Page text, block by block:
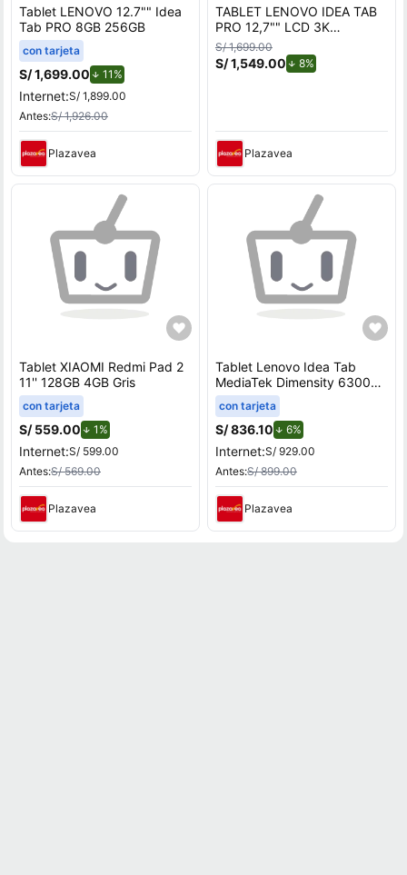
Tablet LENOVO 12.7"" Idea
Tab PRO 8GB 256GB
con tarjeta
S/ 1,699.00 11%
Internet:S/ 1,899.00
Antes:S/ 1,926.00
Plazavea
TABLET LENOVO IDEA TAB
PRO 12,7"" LCD 3K
MEDIATEK DIMENSITY 8300
8GB RAM 128GB INCLUYE
LÁPIZ Y FUNDA
S/ 1,699.00
S/ 1,549.00 8%de descuento.
Plazavea
Tablet XIAOMI Redmi Pad 2
11'' 128GB 4GB Gris
con tarjeta
S/ 559.00 1%
Internet:S/ 599.00
Antes:S/ 569.00
Plazavea
Tablet Lenovo Idea Tab
MediaTek Dimensity 6300
8GB RAM 128GB 11"" 2.5K
90Hz
con tarjeta
S/ 836.10 6%de descuento.
Internet:S/ 929.00
Antes:S/ 899.00
Plazavea